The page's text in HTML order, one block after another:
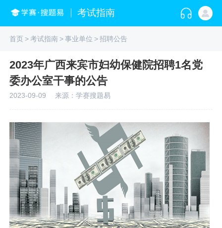
考试指南
首页>考试指南>事业单位 >招聘公告
2023年广西来宾市妇幼保健院招聘1名党
委办公室干事的公告
2023-09-09 来源：学赛搜题易